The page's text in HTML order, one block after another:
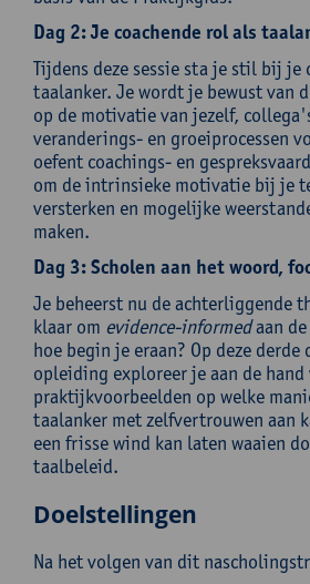
Dag 2: Je coachende rol als
Tijdens deze sessie sta je stil bij je
taalanker. Je wordt je bewust van
op de motivatie van jezelf,
veranderings- en groeiprocessen
oefent coachings- en
om de intrinsieke motivatie bij je
versterken en mogelijke
maken.
Dag 3: Scholen aan het woord,
Je beheerst nu de achterliggende
klaar om evidence-informedaan de
hoe begin je eraan? Op deze derde
opleiding exploreer je aan de hand
praktijkvoorbeelden op welke
taalanker met zelfvertrouwen aan
een frisse wind kan laten waaien
taalbeleid.
Doelstellingen
Na het volgen van dit